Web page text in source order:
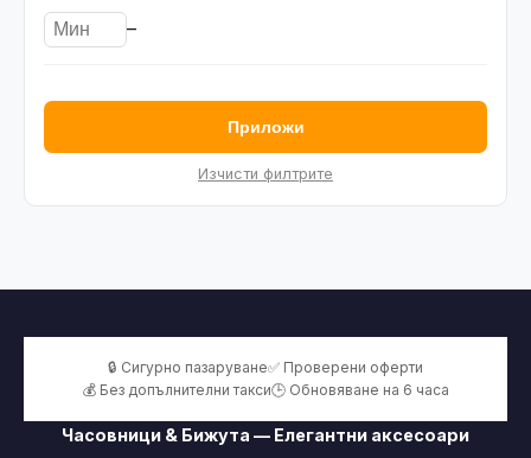
–
Приложи
Изчисти филтрите
🔒 Сигурно пазаруване✅ Проверени оферти
💰 Без допълнителни такси🕒 Обновяване на 6 часа
Часовници & Бижута — Елегантни аксесоари